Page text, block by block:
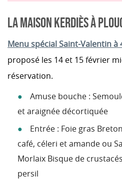
LA MAISON KERDIÈS À
Menu spécial Saint-Valentin
proposé les 14 et 15 février
réservation.
Amuse bouche :
et araignée décortiquée
Entrée : Foie gras
café, céleri et amande ou
Morlaix Bisque de
persil